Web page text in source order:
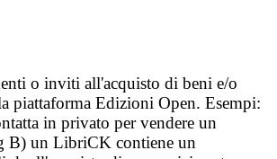
o inviti all'acquisto di beni e/o
piattaforma Edizioni Open. Esempi:
in privato per vendere un
B) un LibriCK contiene un